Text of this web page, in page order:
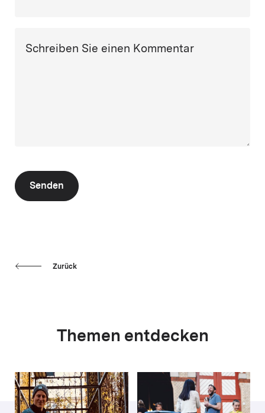
Schreiben Sie einen Kommentar
Senden
Zurück
Themen entdecken